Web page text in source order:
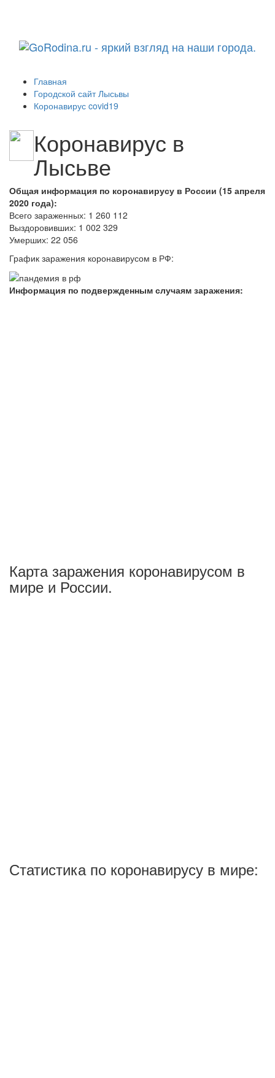
Главная
Городской сайт Лысьвы
Коронавирус covid19
Коронавирус в
Лысьве
Общая информация по коронавирусу в России (15 апреля
2020 года):
Всего зараженных: 1 260 112
Выздоровивших: 1 002 329
Умерших: 22 056
График заражения коронавирусом в РФ:
Информация по подвержденным случаям заражения:
Карта заражения коронавирусом в
мире и России.
Статистика по коронавирусу в мире: